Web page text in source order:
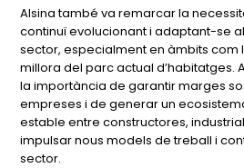
Alsina també va remarcar la
continuï evolucionant i adaptant-se
sector, especialment en àmbits com
millora del parc actual d’habitatges.
la importància de garantir marges
empreses i de generar un
estable entre constructores,
impulsar nous models de treball i
sector.